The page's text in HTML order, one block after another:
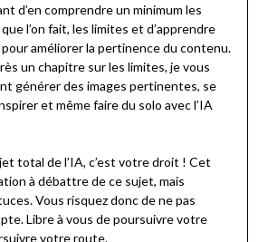
d’en comprendre un minimum les
l’on fait, les limites et d’apprendre
améliorer la pertinence du contenu.
un chapitre sur les limites, je vous
générer des images pertinentes, se
et même faire du solo avec l’IA
total de l’IA, c’est votre droit ! Cet
à débattre de ce sujet, mais
Vous risquez donc de ne pas
Libre à vous de poursuivre votre
votre route.